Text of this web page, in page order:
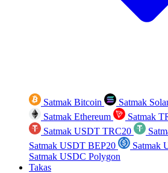
Satmak Bitcoin Satmak
Satmak Ethereum
Satmak
Satmak USDT TRC20
Satmak USDT BEP20
Satmak
Satmak USDC Polygon
Takas